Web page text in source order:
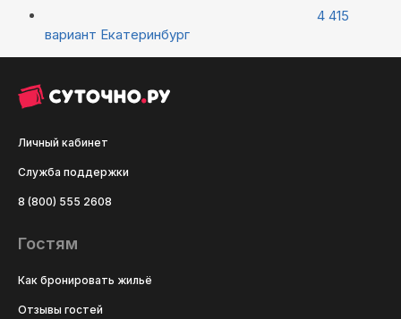
4 415
вариант Екатеринбург
Личный кабинет
Служба поддержки
8 (800) 555 2608
Гостям
Как бронировать жильё
Отзывы гостей